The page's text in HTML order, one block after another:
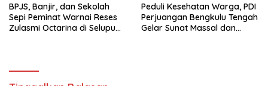
BPJS, Banjir, dan Sekolah
Sepi Peminat Warnai Reses
Zulasmi Octarina di Selupu
Peduli Kesehatan Warga, PDI
Perjuangan Bengkulu Tengah
Gelar Sunat Massal dan